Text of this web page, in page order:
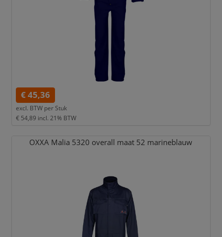
€ 45,36
excl. BTW per Stuk
€ 54,89 incl. 21% BTW
OXXA Malia 5320 overall maat 52 marineblauw